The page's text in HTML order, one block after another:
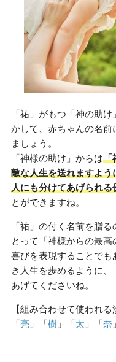
「祐」がもつ「神の助
かして、赤ちゃんの名
ましょう。
「神様の助け」からは「
敵な人生を送れますよう
人にも分けてあげられる
とができますね。
「祐」の付く名前を贈
とって「神様からの最
喜びを表現することで
き人生を歩めるように
あげてくださいね。
【組み合わせて使われる
「亮」「樹」「太 」「奈